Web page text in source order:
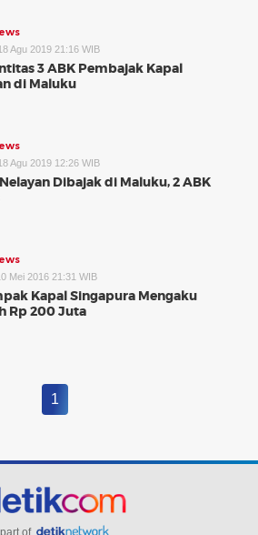
Agu 2019 21:16 WIB
3 ABK Pembajak Kapal
di Maluku
Agu 2019 12:26 WIB
Dibajak di Maluku, 2 ABK
Mei 2016 21:31 WIB
Kapal Singapura Mengaku
Rp 200 Juta
1
part of